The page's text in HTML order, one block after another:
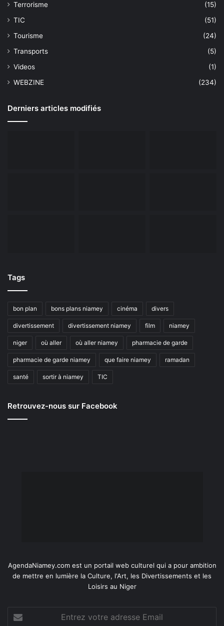
Terrorisme
(15)
TIC
(51)
Tourisme
(24)
Transports
(5)
Videos
(1)
WEBZINE
(234)
Derniers articles modifiés
Tags
bon plan bons plans niamey cinéma divers
divertissement divertissement niamey film niamey
niger où aller où aller niamey pharmacie de garde
pharmacie de garde niamey que faire niamey ramadan
santé sortir à niamey TIC
Retrouvez-nous sur Facebook
AgendaNiamey.com est un portail web culturel qui a pour ambition
de mettre en lumière la Culture, l'Art, les Divertissements et les
Loisirs au Niger
votre